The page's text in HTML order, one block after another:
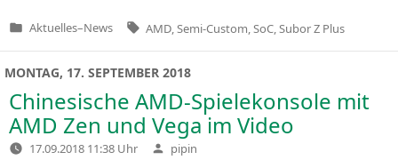
Veröffentlicht
Aktuelles–News Tags:
AMD Semi-Custom SoC Subor Z Plus
MONTAG, 17. SEPTEMBER 2018
Chinesische AMD-Spielekonsole mit
AMD Zen und Vega im Video
17.09.2018 11:38 Uhr Verfasst
von
pipin